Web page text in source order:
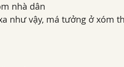
nhà dân
như vậy, má tưởng ở xóm